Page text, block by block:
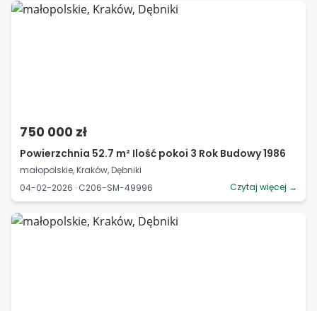
750 000 zł
Powierzchnia 52.7 m² Ilość pokoi 3 Rok Budowy 1986
małopolskie, Kraków, Dębniki
04-02-2026 · C206-SM-49996
Czytaj więcej →